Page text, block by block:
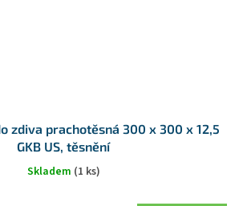
zdiva prachotěsná 300 x 300 x 12,5
GKB US, těsnění
Skladem (1 ks)